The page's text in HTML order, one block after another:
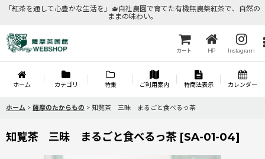
「紅茶を通して心豊かな生活を」🫖自社農園で育てた有機無農薬紅茶で、自然の
ままの味わい。
カート HP Instagram
ホーム カテゴリ 特集 ご利用案内 特商法表示 カレンダー
ホーム > 薩摩のたからもの > 知覧茶 三昧 まるごと食べるっ茶
知覧茶 三昧 まるごと食べるっ茶 [SA-01-04]